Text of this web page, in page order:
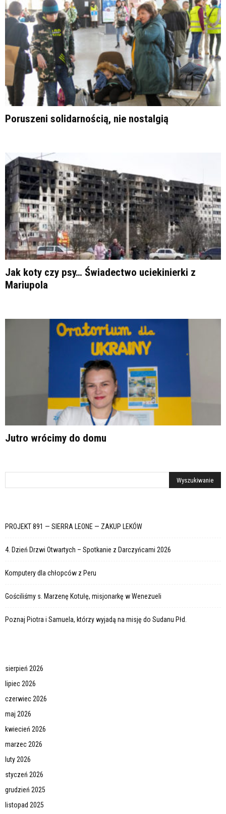
Poruszeni solidarnością, nie nostalgią
Jak koty czy psy… Świadectwo uciekinierki z
Mariupola
Jutro wrócimy do domu
PROJEKT 891 — SIERRA LEONE — ZAKUP LEKÓW
4. Dzień Drzwi Otwartych – Spotkanie z Darczyńcami 2026
Komputery dla chłopców z Peru
Gościliśmy s. Marzenę Kotułę, misjonarkę w Wenezueli
Poznaj Piotra i Samuela, którzy wyjadą na misję do Sudanu Płd.
sierpień 2026
lipiec 2026
czerwiec 2026
maj 2026
kwiecień 2026
marzec 2026
luty 2026
styczeń 2026
grudzień 2025
listopad 2025